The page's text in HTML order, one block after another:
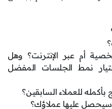
أم عبر الإنترنت؟ وهل
نمط الجلسات المفضل
للعملاء السابقين؟
سيحصل عليها عملاؤك؟